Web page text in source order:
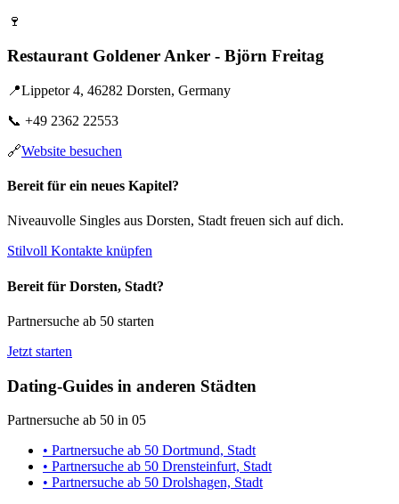
🍷
Restaurant Goldener Anker - Björn Freitag
📍Lippetor 4, 46282 Dorsten, Germany
📞 +49 2362 22553
🔗Website besuchen
Bereit für ein neues Kapitel?
Niveauvolle Singles aus Dorsten, Stadt freuen sich auf dich.
Stilvoll Kontakte knüpfen
Bereit für Dorsten, Stadt?
Partnersuche ab 50 starten
Jetzt starten
Dating-Guides in anderen Städten
Partnersuche ab 50 in 05
• Partnersuche ab 50 Dortmund, Stadt
• Partnersuche ab 50 Drensteinfurt, Stadt
• Partnersuche ab 50 Drolshagen, Stadt